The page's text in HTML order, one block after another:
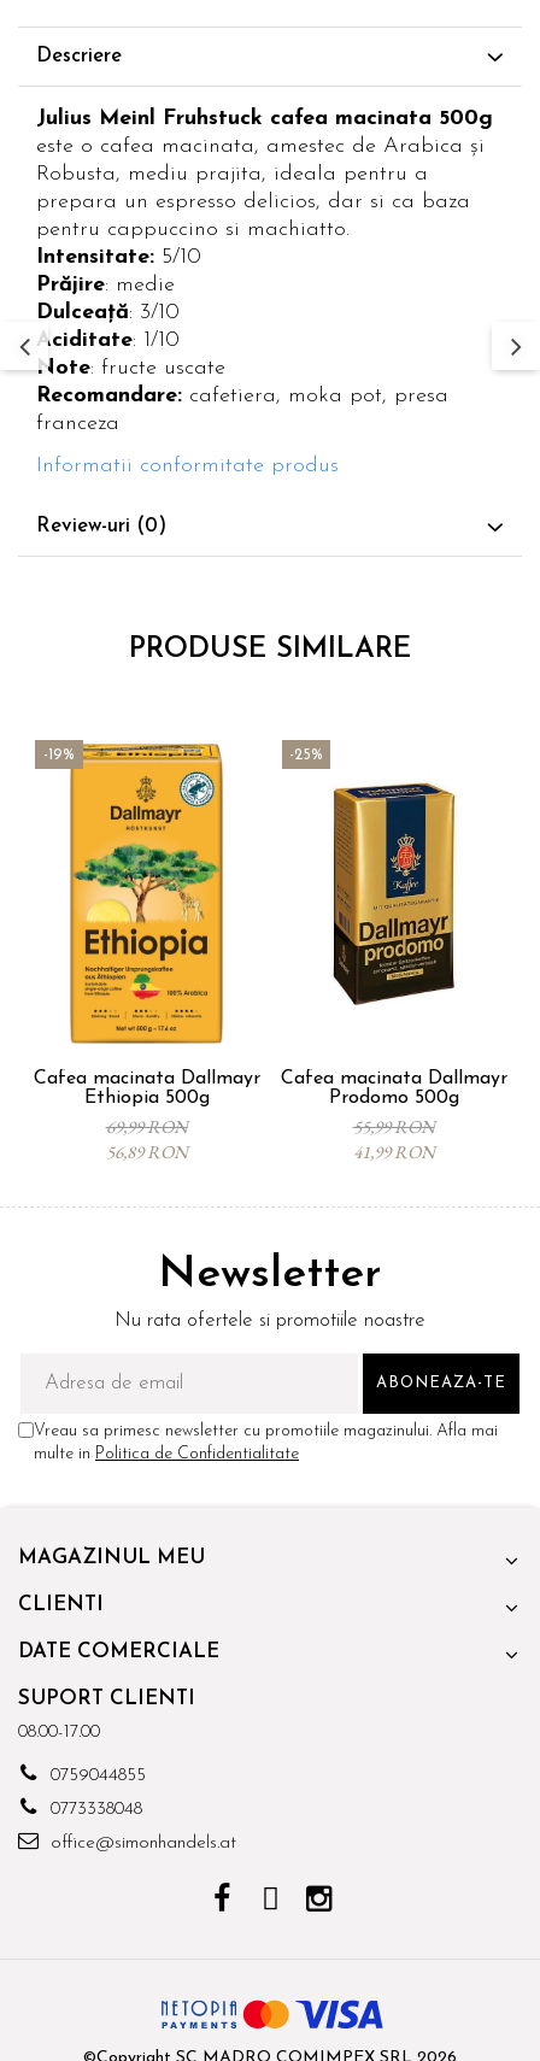
Descriere
Julius Meinl Fruhstuck cafea macinata 500g
este o cafea macinata, amestec de Arabica și
Robusta, mediu prajita, ideala pentru a
prepara un espresso delicios, dar si ca baza
pentru cappuccino si machiatto.
Intensitate: 5/10
Prăjire: medie
Dulceață: 3/10
Aciditate: 1/10
Note: fructe uscate
Recomandare: cafetiera, moka pot, presa
franceza
Informatii conformitate produs
Review-uri (0)
PRODUSE SIMILARE
-19%
Cafea macinata Dallmayr
Ethiopia 500g
69,99 RON
56,89 RON
-25%
Cafea macinata Dallmayr
Prodomo 500g
55,99 RON
41,99 RON
Newsletter
Nu rata ofertele si promotiile noastre
Vreau sa primesc newsletter cu promotiile magazinului. Afla mai
multe in Politica de Confidentialitate
MAGAZINUL MEU
CLIENTI
DATE COMERCIALE
SUPORT CLIENTI
08.00-17.00
0759044855
0773338048
office@simonhandels.at